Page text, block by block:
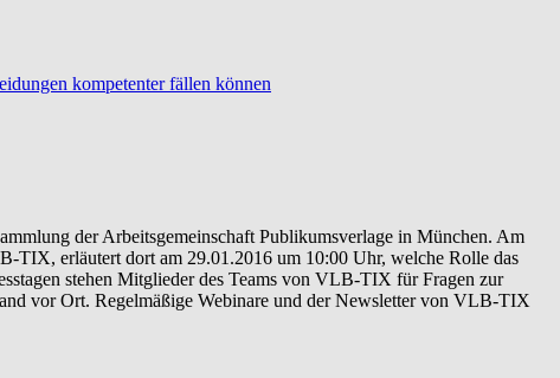
kompetenter fällen können
der Arbeitsgemeinschaft Publikumsverlage in München. Am
erläutert dort am 29.01.2016 um 10:00 Uhr, welche Rolle das
stehen Mitglieder des Teams von VLB-TIX für Fragen zur
vor Ort. Regelmäßige Webinare und der Newsletter von VLB-TIX